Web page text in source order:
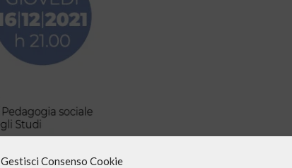
Gestisci Consenso Cookie